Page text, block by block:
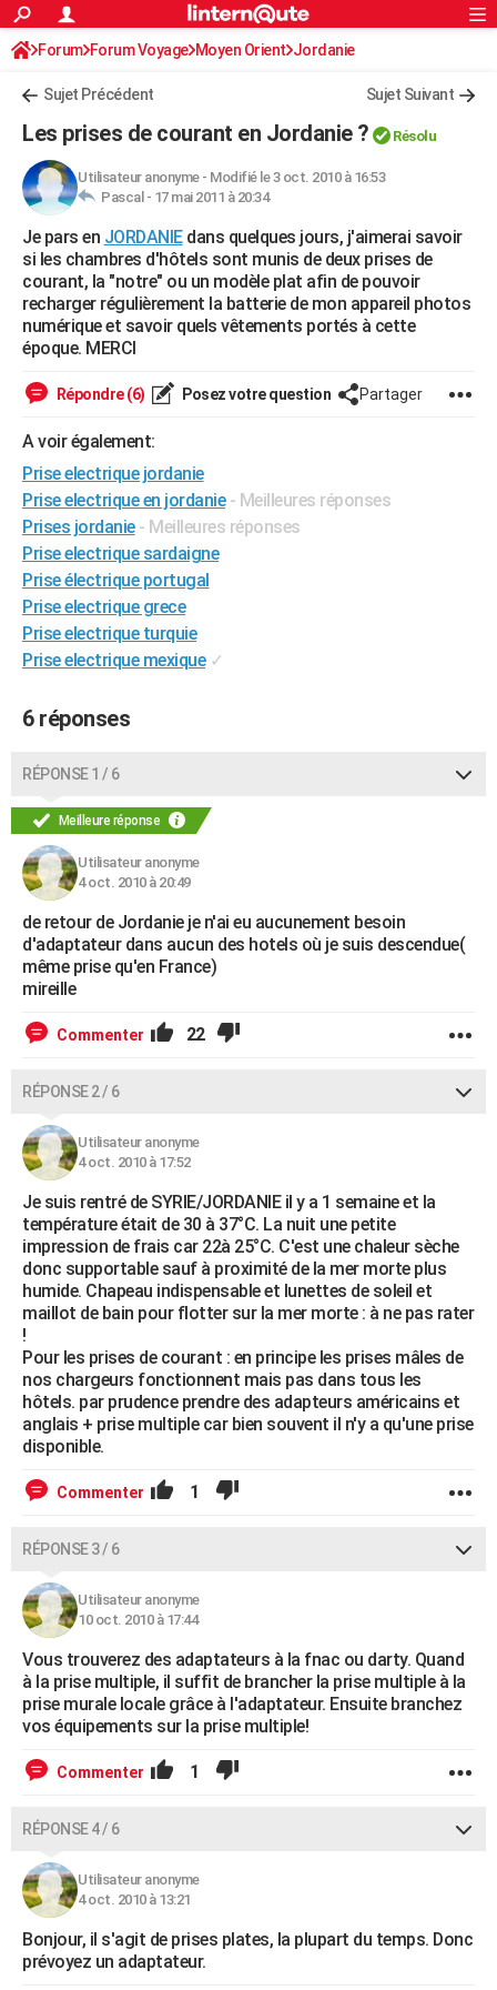
ACTUALITÉS
Politique
Société
Faits Divers
Education
Monde
Villes
+
FINANCE
Retraite
Impôts
Epargne
Immobilier
Risques naturels par ville
Banque
Assurance
Crédit
AUTO
Essais
Réserver un essai
Citadines
Berlines
SUV
Forum auto
+HIGH-TECH
Mobiles
Meilleur smartphone
Internet
Ordinateurs
Jeux vidéo
Guide high-tech
+BRICOLAGE
Forum
Aménagement intérieur
Extérieur
Cuisine
Salle de bains
Jardinage
Rangement
WEEK-END
Guides de France
Escapades
Patrimoine
Expositions
Musées
Week-end nature
LIFESTYLE
SANTE
Alimentation
Guide de la santé
Maladies
Médicaments
Sommeil
VOYAGE
Destinations
City break
Voyage nature
Voyage de noces
Forum
Climat
+PHOTO
GUIDES D'ACHAT
BONS PLANS
CARTE DE VOEUX
S'inscrire
Se connecter
Lycées
Collèges
Primaires
Universités
Entreprises
Service militaire
Avis de recherche
AVIS DE DÉCÈS
FORUM
Bricolage
Lifestyle
Culture
Sport
Auto
Television
Voyage
Cinema
S'inscrire
Connexion
Forum Forum Voyage Moyen Orient Jordanie
Sujet Précédent Sujet Suivant
Les prises de courant en Jordanie ? Résolu
Utilisateur anonyme- Modifié le 3 oct. 2010 à 16:53
Pascal - 17 mai 2011 à 20:34
Je pars en JORDANIEdans quelques jours, j'aimerai savoir
si les chambres d'hôtels sont munis de deux prises de
courant, la "notre" ou un modèle plat afin de pouvoir
recharger régulièrement la batterie de mon appareil photos
numérique et savoir quels vêtements portés à cette
époque. MERCI
Répondre (6) Posez votre question Partager
A voir également:
Prise electrique jordanie
Prise electrique en jordanie - Meilleures réponses
Prises jordanie - Meilleures réponses
Prise electrique sardaigne
Prise électrique portugal
Prise electrique grece
Prise electrique turquie
Prise electrique mexique ✓
6 réponses
RÉPONSE 1 / 6
Meilleure réponse
Utilisateur anonyme
4 oct. 2010 à 20:49
de retour de Jordanie je n'ai eu aucunement besoin
d'adaptateur dans aucun des hotels où je suis descendue(
même prise qu'en France)
mireille
Commenter 22
RÉPONSE 2 / 6
Utilisateur anonyme
4 oct. 2010 à 17:52
Je suis rentré de SYRIE/JORDANIE il y a 1 semaine et la
température était de 30 à 37°C. La nuit une petite
impression de frais car 22à 25°C. C'est une chaleur sèche
donc supportable sauf à proximité de la mer morte plus
humide. Chapeau indispensable et lunettes de soleil et
maillot de bain pour flotter sur la mer morte : à ne pas rater
!
Pour les prises de courant : en principe les prises mâles de
nos chargeurs fonctionnent mais pas dans tous les
hôtels. par prudence prendre des adapteurs américains et
anglais + prise multiple car bien souvent il n'y a qu'une prise
disponible.
Commenter 1
RÉPONSE 3 / 6
Utilisateur anonyme
10 oct. 2010 à 17:44
Vous trouverez des adaptateurs à la fnac ou darty. Quand
à la prise multiple, il suffit de brancher la prise multiple à la
prise murale locale grâce à l'adaptateur. Ensuite branchez
vos équipements sur la prise multiple!
Commenter 1
RÉPONSE 4 / 6
Utilisateur anonyme
4 oct. 2010 à 13:21
Bonjour, il s'agit de prises plates, la plupart du temps. Donc
prévoyez un adaptateur.